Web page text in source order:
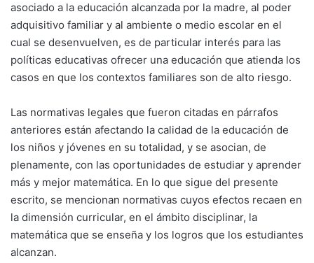
asociado a la educación alcanzada por la madre, al poder
adquisitivo familiar y al ambiente o medio escolar en el
cual se desenvuelven, es de particular interés para las
políticas educativas ofrecer una educación que atienda los
casos en que los contextos familiares son de alto riesgo.
Las normativas legales que fueron citadas en párrafos
anteriores están afectando la calidad de la educación de
los niños y jóvenes en su totalidad, y se asocian, de
plenamente, con las oportunidades de estudiar y aprender
más y mejor matemática. En lo que sigue del presente
escrito, se mencionan normativas cuyos efectos recaen en
la dimensión curricular, en el ámbito disciplinar, la
matemática que se enseña y los logros que los estudiantes
alcanzan.